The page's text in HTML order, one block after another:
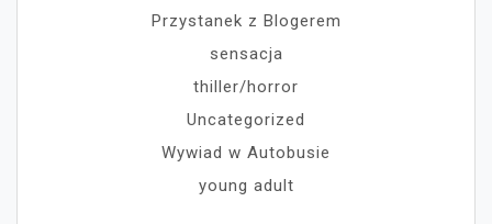
Przystanek z Blogerem
sensacja
thiller/horror
Uncategorized
Wywiad w Autobusie
young adult